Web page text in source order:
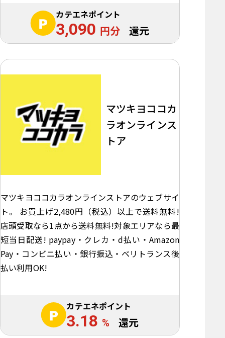
カテエネポイント
3,090 円分 還元
マツキヨココカ
ラオンラインス
トア
マツキヨココカラオンラインストアのウェブサイ
ト。 お買上げ2,480円（税込）以上で送料無料!
店頭受取なら1点から送料無料!対象エリアなら最
短当日配送! paypay・クレカ・d払い・Amazon
Pay・コンビニ払い・銀行振込・ベリトランス後
払い利用OK!
カテエネポイント
3.18 % 還元